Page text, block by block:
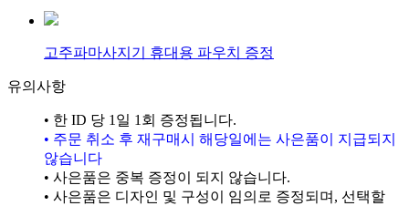
고주파마사지기 휴대용 파우치 증정
유의사항
• 한 ID 당 1일 1회 증정됩니다.
• 주문 취소 후 재구매시 해당일에는 사은품이 지급되지
않습니다
• 사은품은 중복 증정이 되지 않습니다.
• 사은품은 디자인 및 구성이 임의로 증정되며, 선택할